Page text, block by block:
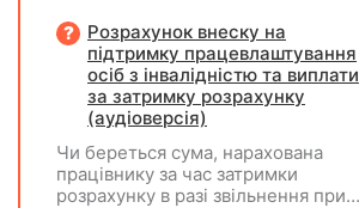
основним місцем роботи та за
сумісництвом, чи рахується це як
два роботодавці?
Розрахунок внеску на
підтримку працевлаштування
осіб з інвалідністю та виплати
за затримку розрахунку
(аудіоверсія)
Чи береться сума, нарахована
працівнику за час затримки
розрахунку в разі звільнення при